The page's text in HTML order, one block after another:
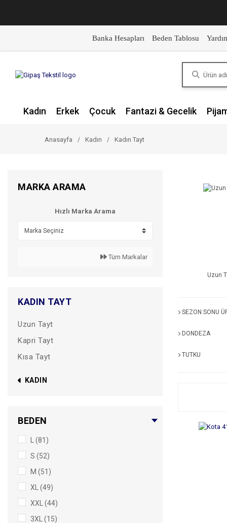
Banka Hesapları Beden Tablosu
Kadın Erkek Çocuk Fantazi & Gecelik
Anasayfa Kadın Kadın Tayt
MARKA ARAMA
Hızlı Marka Arama
Tüm Markalar
KADIN TAYT
Uzun Tayt
Kapri Tayt
Kısa Tayt
KADIN
BEDEN
L (81)
S (52)
M (51)
XL (49)
XXL (44)
3XL (15)
Uzun
SEZON SONU
DONDEZA
TUTKU